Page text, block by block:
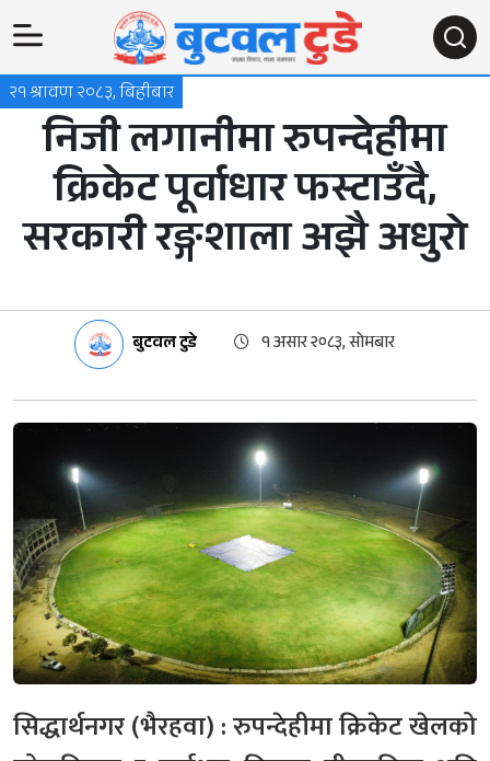
२१ श्रावण २०८३, बिहीबार
निजी लगानीमा रुपन्देहीमा
क्रिकेट पूर्वाधार फस्टाउँदै,
सरकारी रङ्गशाला अझै अधुरो
बुटवल टुडे १ असार २०८३, सोमबार
सिद्धार्थनगर (भैरहवा) : रुपन्देहीमा क्रिकेट खेलको